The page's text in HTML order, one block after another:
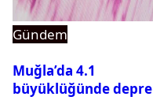
Gündem
Muğla’da 4.1
büyüklüğünde